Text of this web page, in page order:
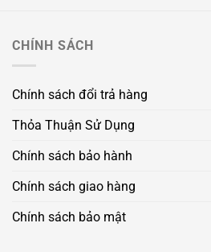
CHÍNH SÁCH
Chính sách đổi trả hàng
Thỏa Thuận Sử Dụng
Chính sách bảo hành
Chính sách giao hàng
Chính sách bảo mật